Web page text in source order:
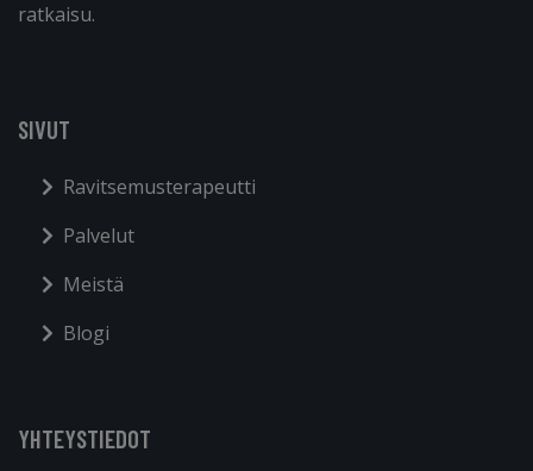
ratkaisu.
SIVUT
Ravitsemusterapeutti
Palvelut
Meistä
Blogi
YHTEYSTIEDOT